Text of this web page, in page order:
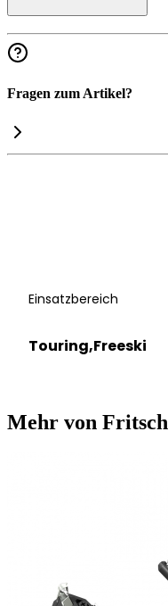
Fragen zum Artikel?
Einsatzbereich
Touring,Freeski
Mehr von